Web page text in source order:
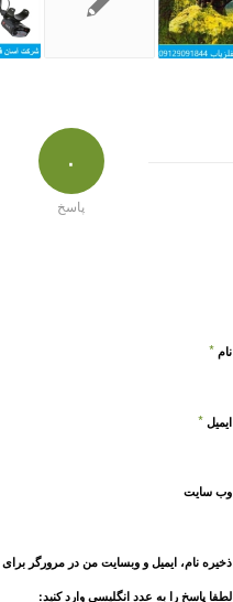
۰
پاسخ
نام *
ایمیل *
وب‌ سایت
ذخیره نام، ایمیل و وبسایت من در مرورگر
لطفا پاسخ را به عدد انگلیسی وارد کنید: